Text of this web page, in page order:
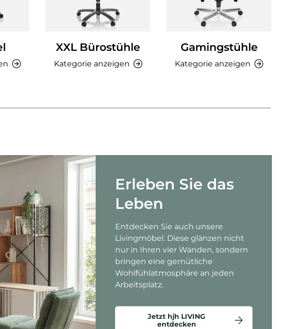
XXL Bürostühle
Kategorie anzeigen
Gamingstühle
Kategorie anzeigen
Erleben Sie das
Leben
Entdecken Sie auch unsere
Livingmöbel. Diese glänzen nicht
nur in Ihren vier Wänden, sondern
bringen eine gemütliche
Wohlfühlatmosphäre an jeden
Arbeitsplatz.
Jetzt hjh LIVING
entdecken